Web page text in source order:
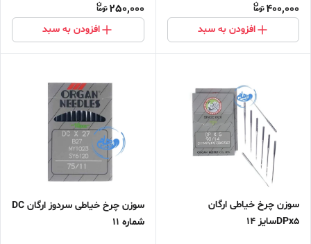
400,000
افزودن به سبد
250,000
افزودن به سبد
سوزن چرخ خیاطی ارگان
DPx5سایز 14
سوزن چرخ خیاطی سردوز ارگان DC
شماره 11